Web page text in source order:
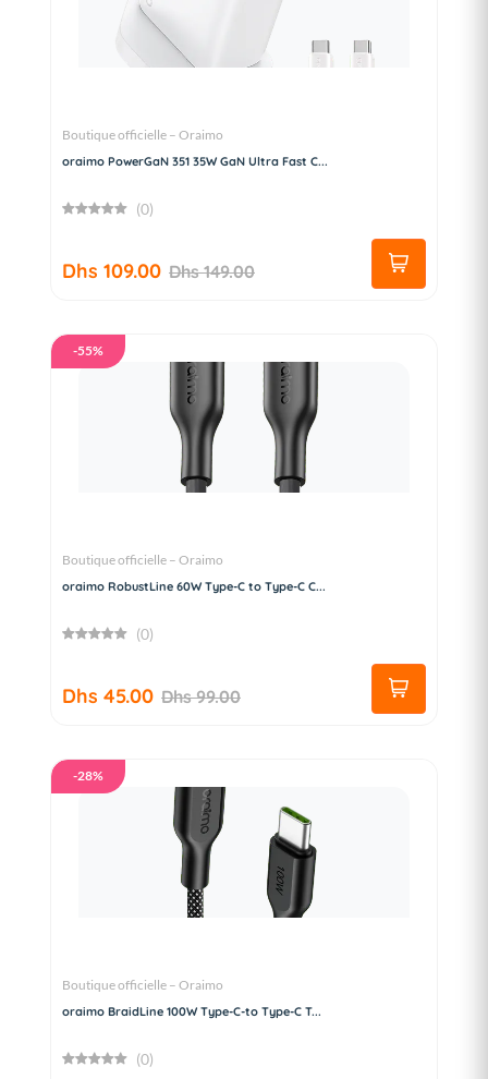
Boutique officielle – Oraimo
oraimo PowerGaN 351 35W GaN Ultra Fast C...
(0)
Dhs 109.00 Dhs 149.00
-55%
Boutique officielle – Oraimo
oraimo RobustLine 60W Type-C to Type-C C...
(0)
Dhs 45.00 Dhs 99.00
-28%
Boutique officielle – Oraimo
oraimo BraidLine 100W Type-C-to Type-C T...
(0)